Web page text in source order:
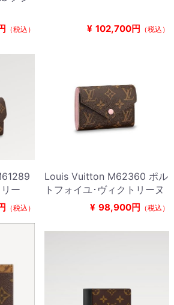
（税込） ¥ 102,700円 （税込）
ー
（税込）
Louis Vuitton M62360 ポル
トフォイユ･ヴィクトリーヌ
¥ 98,900円 （税込）